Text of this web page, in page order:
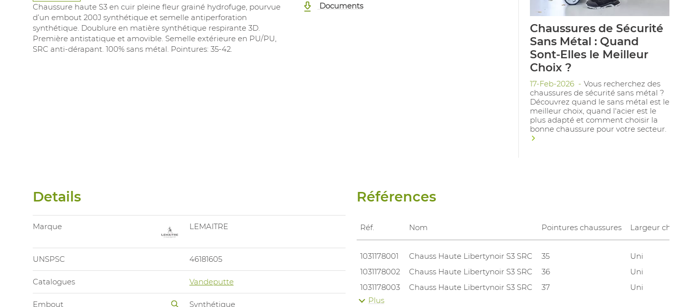
Chaussure haute S3 en cuir pleine fleur grainé hydrofuge, pourvue
d’un embout 200J synthétique et semelle antiperforation
synthétique. Doublure en matière synthétique respirante 3D.
Première antistatique et amovible. Semelle extérieure en PU/PU,
SRC anti-dérapant. 100% sans métal. Pointures: 35-42.
Documents
Chaussures de Sécurité
Sans Métal : Quand
Sont-Elles le Meilleur
Choix ?
17-Feb-2026
Vous recherchez des
chaussures de sécurité sans métal ?
Découvrez quand le sans métal est le
meilleur choix, quand l'acier est le
plus adapté et comment choisir la
bonne chaussure pour votre secteur.
Details
Marque LEMAITRE
UNSPSC 46181605
Catalogues Vandeputte
Embout Synthétique
Références
Réf. Nom Pointures chaussures Largeur
1031178001 Chauss Haute Libertynoir S3 SRC 35
Uni
1031178002
Chauss Haute Libertynoir S3 SRC 36
Uni
1031178003
Chauss Haute Libertynoir S3 SRC 37
Uni
1031178004
Plus